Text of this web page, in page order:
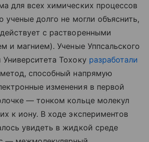
для всех химических процессов
ученые долго не могли объяснить,
с растворенными
и магнием). Ученые Уппсальского
Тохоку разработали
способный напрямую
изменения в первой
— тонком кольце молекул
к иону. В ходе экспериментов
увидеть в жидкой среде